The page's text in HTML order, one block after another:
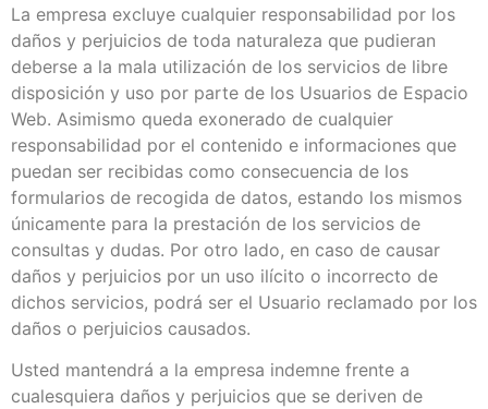
La empresa excluye cualquier responsabilidad por los
daños y perjuicios de toda naturaleza que pudieran
deberse a la mala utilización de los servicios de libre
disposición y uso por parte de los Usuarios de Espacio
Web. Asimismo queda exonerado de cualquier
responsabilidad por el contenido e informaciones que
puedan ser recibidas como consecuencia de los
formularios de recogida de datos, estando los mismos
únicamente para la prestación de los servicios de
consultas y dudas. Por otro lado, en caso de causar
daños y perjuicios por un uso ilícito o incorrecto de
dichos servicios, podrá ser el Usuario reclamado por los
daños o perjuicios causados.
Usted mantendrá a la empresa indemne frente a
cualesquiera daños y perjuicios que se deriven de